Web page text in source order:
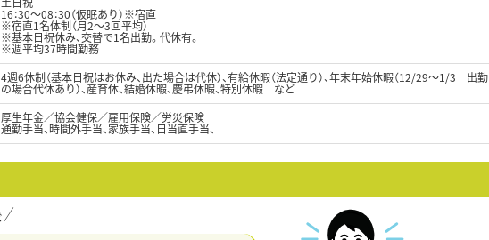
16：30～08：30（仮眠あり）※宿直
※宿直1名体制（月2～3回平均）
※基本日祝休み、交替で1名出勤。代休有。
※週平均37時間勤務
4週6休制（基本日祝はお休み、出た場合は代休）、有給休暇（法定通り）、年末年始休暇（12/29～1/3 出勤
の場合代休あり）、産育休、結婚休暇、慶弔休暇、特別休暇 など
厚生年金／協会健保／雇用保険／労災保険
通勤手当、時間外手当、家族手当、日当直手当、